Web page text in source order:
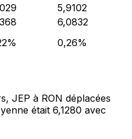
5,9102
6,0832
0,26%
JEP à RON déplacées
était 6,1280 avec